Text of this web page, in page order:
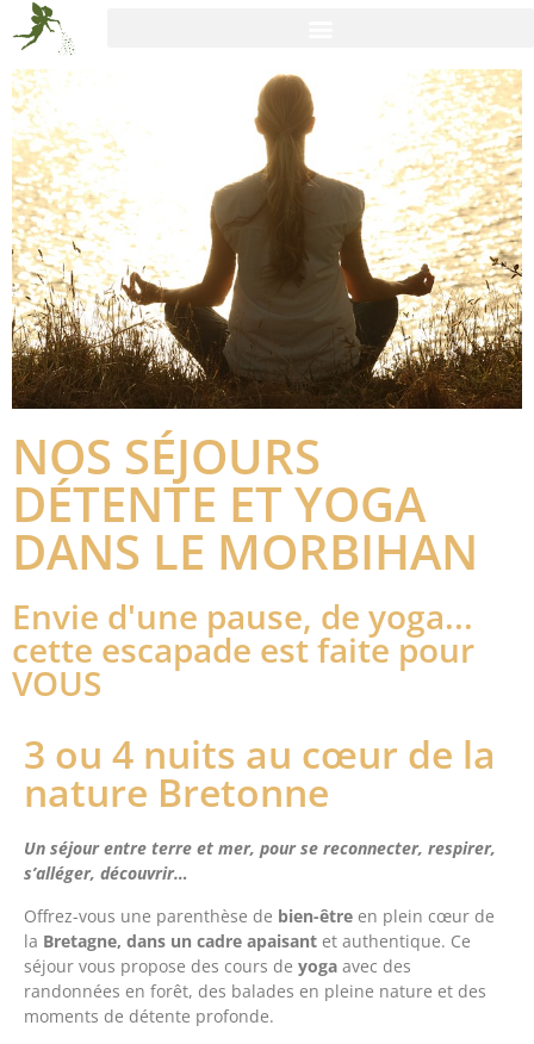
NOS SÉJOURS
DÉTENTE ET YOGA
DANS LE MORBIHAN
Envie d'une pause, de yoga...
cette escapade est faite pour
VOUS
3 ou 4 nuits au cœur de la
nature Bretonne
Un séjour entre terre et mer, pour se reconnecter, respirer,
s’alléger, découvrir…
Offrez-vous une parenthèse de bien-être en plein cœur de
la Bretagne, dans un cadre apaisant et authentique. Ce
séjour vous propose des cours de yoga avec des
randonnées en forêt, des balades en pleine nature et des
moments de détente profonde.